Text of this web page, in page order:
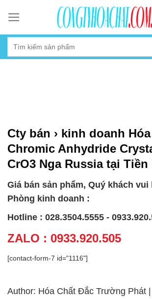
content
Cty bán › kinh doanh
Chromic Anhydride
CrO3 Nga Russia tại Tiền
Giá bán sản phẩm, Quý khách vui
Phòng kinh doanh :
Hotline : 028.3504.5555 -
ZALO : 0933.920.505
[contact-form-7 id="1116"]
Author: Hóa Chất Đắc Trường Phát